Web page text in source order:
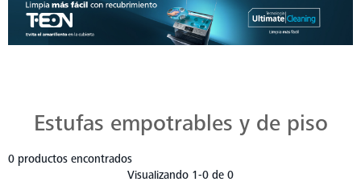
Estufas empotrables y de piso
0 productos encontrados
Visualizando 1-0 de 0